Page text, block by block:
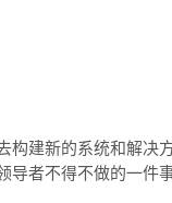
构建新的系统和解
导者不得不做的一件